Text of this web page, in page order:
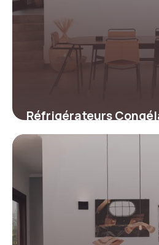
Réfrigérateurs
Prix